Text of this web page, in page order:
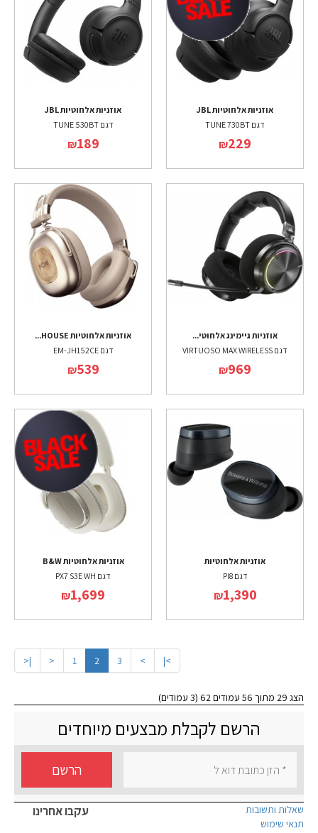
אוזניות אלחוטיות JBL
דגם TUNE 730BT
₪229
אוזניות אלחוטיות JBL
דגם TUNE 530BT
₪189
אוזניות גיימינג אלחוטי...
דגם VIRTUOSO MAX WIRELESS
₪969
אוזניות אלחוטיות HOUSE...
דגם EM-JH152CE
₪539
אוזניות אלחוטיות
דגם PI8
₪1,390
אוזניות אלחוטיות B&W
דגם PX7 S3E WH
₪1,699
|< < 1 2 3 > >|
הצג 29 מתוך 56 עמודים 62 (3 עמודים)
הרשם לקבלת מבצעים מיוחדים
הרשם
עקבו אחרינו
שאלות ותשובות
תנאי שימוש